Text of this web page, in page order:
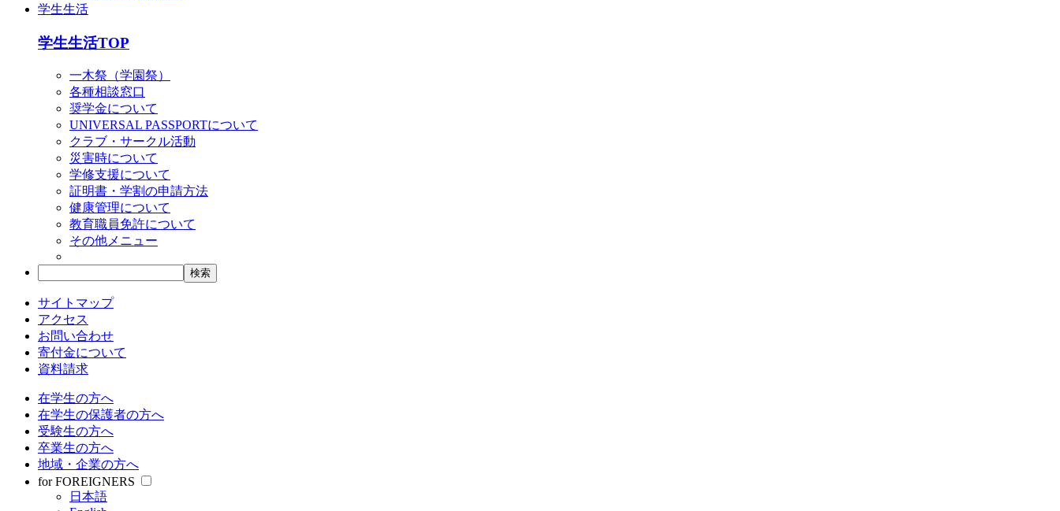
学生生活
学生生活TOP
一木祭（学園祭）
各種相談窓口
奨学金について
UNIVERSAL PASSPORTについて
クラブ・サークル活動
災害時について
学修支援について
証明書・学割の申請方法
健康管理について
教育職員免許について
その他メニュー
サイトマップ
アクセス
お問い合わせ
寄付金について
資料請求
在学生の方へ
在学生の保護者の方へ
受験生の方へ
卒業生の方へ
地域・企業の方へ
for FOREIGNERS
日本語